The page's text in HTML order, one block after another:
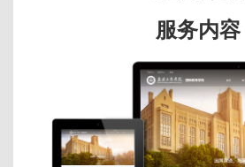
服务内容